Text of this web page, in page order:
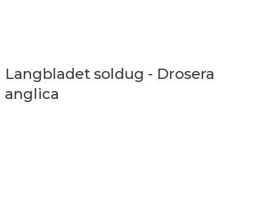
Langbladet soldug - Drosera
anglica